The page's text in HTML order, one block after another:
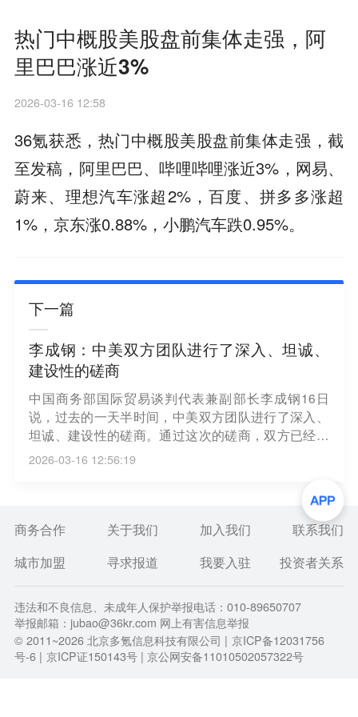
热门中概股美股盘前集体走强，阿
里巴巴涨近3%
2026-03-16 12:58
36氪获悉，热门中概股美股盘前集体走强，截
至发稿，阿里巴巴、哔哩哔哩涨近3%，网易、
蔚来、理想汽车涨超2%，百度、拼多多涨超
1%，京东涨0.88%，小鹏汽车跌0.95%。
下一篇
李成钢：中美双方团队进行了深入、坦诚、
建设性的磋商
中国商务部国际贸易谈判代表兼副部长李成钢16日
说，过去的一天半时间，中美双方团队进行了深入、
坦诚、建设性的磋商。通过这次的磋商，双方已经就
一些议题取得了初步共识，下一步我们将继续保持磋
2026-03-16 12:56:19
商务合作 关于我们 加入我们
联系我们
城市加盟
寻求报道 我要入驻 投资者关系
违法和不良信息、未成年人保护举报电话：010-89650707
举报邮箱：jubao@36kr.com 网上有害信息举报
© 2011~2026北京多氪信息科技有限公司 | 京ICP备12031756
号-6 | 京ICP证150143号 | 京公网安备11010502057322号